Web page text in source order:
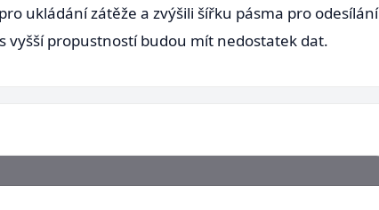
ukládání zátěže a zvýšili šířku pásma pro odesílání
vyšší propustností budou mít nedostatek dat.